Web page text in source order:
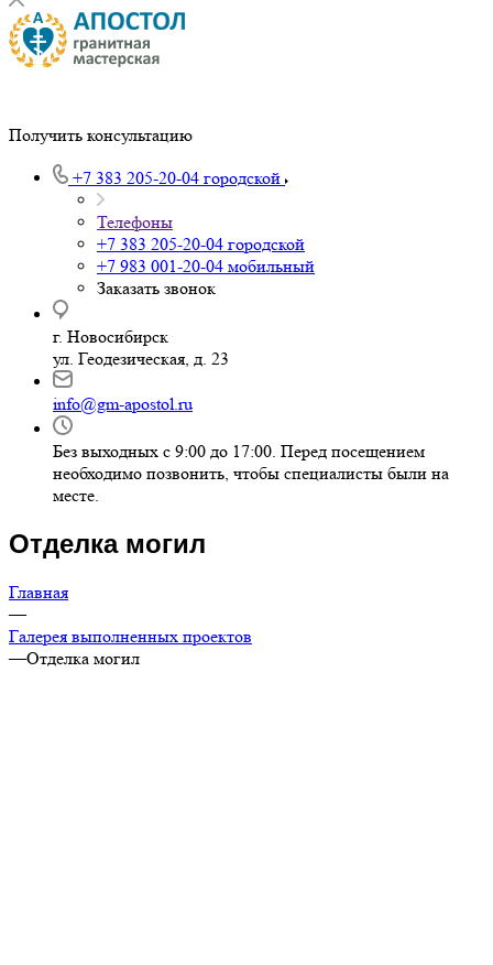
Получить консультацию
+7 383 205-20-04 городской
Телефоны
+7 383 205-20-04 городской
+7 983 001-20-04 мобильный
Заказать звонок
г. Новосибирск
ул. Геодезическая, д. 23
info@gm-apostol.ru
Без выходных с 9:00 до 17:00. Перед посещением
необходимо позвонить, чтобы специалисты были на
месте.
Отделка могил
Главная
—
Галерея выполненных проектов
—Отделка могил